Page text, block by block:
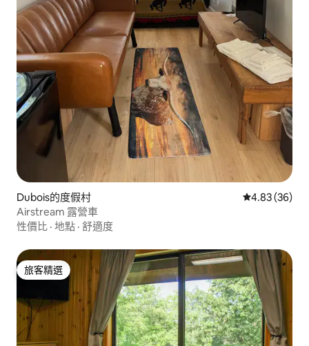
Dubois的度假村 從 36 則評價
4.83 (36)
Airstream 露營車
性價比 · 地點 · 舒適度
旅客精選
旅客精選